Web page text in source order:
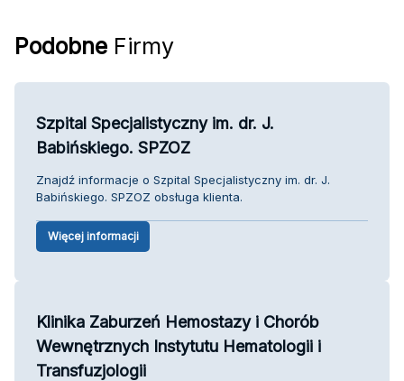
Podobne Firmy
Szpital Specjalistyczny im. dr. J.
Babińskiego. SPZOZ
Znajdź informacje o Szpital Specjalistyczny im. dr. J.
Babińskiego. SPZOZ obsługa klienta.
Więcej informacji
Klinika Zaburzeń Hemostazy i Chorób
Wewnętrznych Instytutu Hematologii i
Transfuzjologii